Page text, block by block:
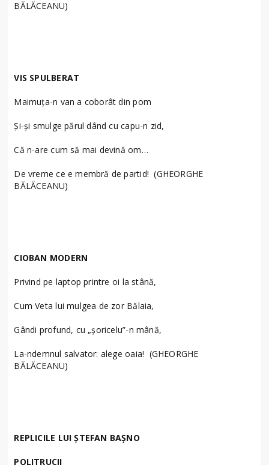
BĂLĂCEANU)
VIS SPULBERAT
Maimuţa-n van a coborât din pom
Şi-şi smulge părul dând cu capu-n zid,
Că n-are cum să mai devină om…
De vreme ce e membră de partid! (GHEORGHE
BĂLĂCEANU)
CIOBAN MODERN
Privind pe laptop printre oi la stână,
Cum Veta lui mulgea de zor Bălaia,
Gândi profund, cu „şoricelu”-n mână,
La-ndemnul salvator: alege oaia! (GHEORGHE
BĂLĂCEANU)
REPLICILE LUI ȘTEFAN BAȘNO
POLITRUCII